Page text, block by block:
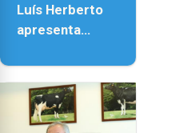
Luís Herberto
apresenta
Paisagem’